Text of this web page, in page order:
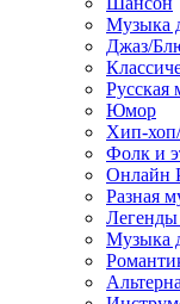
Музыка
Джаз/
Русская
Юмор
Хип-
Фолк и
Онлайн
Разная
Музыка